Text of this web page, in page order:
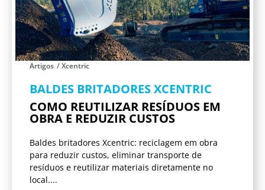
Artigos /Xcentric
BALDES BRITADORES XCENTRIC
COMO REUTILIZAR RESÍDUOS EM
OBRA E REDUZIR CUSTOS
Baldes britadores Xcentric: reciclagem em obra
para reduzir custos, eliminar transporte de
resíduos e reutilizar materiais diretamente no
local....